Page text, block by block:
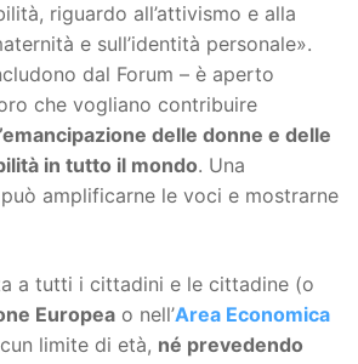
riguardo all’attivismo e alla
e sull’identità personale».
dal Forum – è aperto
che vogliano contribuire
delle donne e delle
in tutto il mondo. Una
amplificarne le voci e mostrarne
a tutti i cittadini e le cittadine (o
Europea o nell’Area Economica
limite di età, né prevedendo